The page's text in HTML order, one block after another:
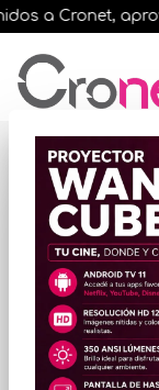
a Cronet,